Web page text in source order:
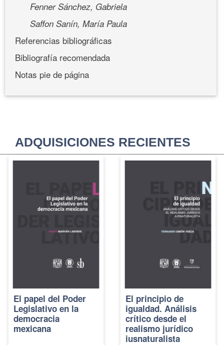
Fenner Sánchez, Gabriela
Saffon Sanín, María Paula
Referencias bibliográficas
Bibliografía recomendada
Notas pie de página
ADQUISICIONES RECIENTES
El papel del Poder
Legislativo en la
democracia
mexicana
El principio de
igualdad. Análisis
crítico desde el
realismo jurídico
iusnaturalista